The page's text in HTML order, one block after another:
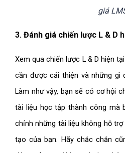
giá
3. Đánh giá chiến lược L & D
Xem qua chiến lược L & D hiện
cần được cải thiện và những gì
Làm như vậy, bạn sẽ có cơ hội
tài liệu học tập thành công mà
chỉnh những tài liệu không hỗ
tạo của bạn. Hãy chắc chắn